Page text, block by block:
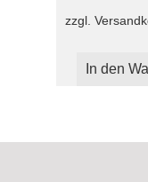
zzgl.
In den